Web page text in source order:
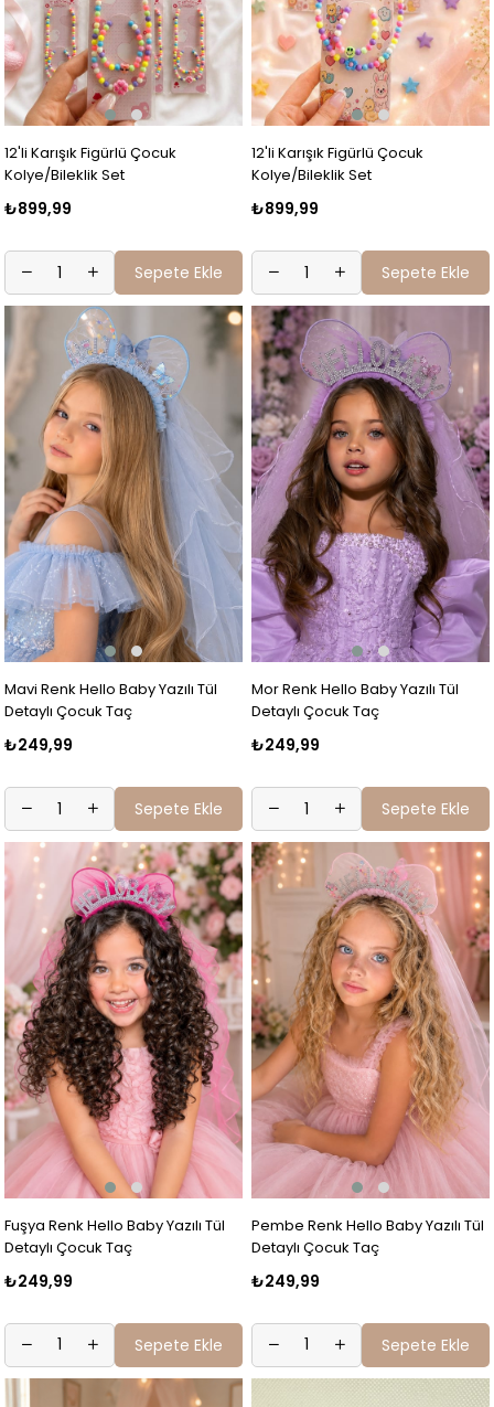
12'li Karışık Figürlü Çocuk
Kolye/Bileklik Set
₺899,99
Sepete Ekle
12'li Karışık Figürlü Çocuk
Kolye/Bileklik Set
₺899,99
Sepete Ekle
Mavi Renk Hello Baby Yazılı Tül
Detaylı Çocuk Taç
₺249,99
Sepete Ekle
Mor Renk Hello Baby Yazılı Tül
Detaylı Çocuk Taç
₺249,99
Sepete Ekle
Fuşya Renk Hello Baby Yazılı Tül
Detaylı Çocuk Taç
₺249,99
Sepete Ekle
Pembe Renk Hello Baby Yazılı Tül
Detaylı Çocuk Taç
₺249,99
Sepete Ekle